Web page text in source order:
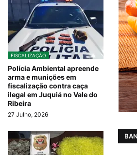
FISCALIZAÇÃO
Polícia Ambiental apreende
arma e munições em
fiscalização contra caça
ilegal em Juquiá no Vale do
Ribeira
27 Julho, 2026